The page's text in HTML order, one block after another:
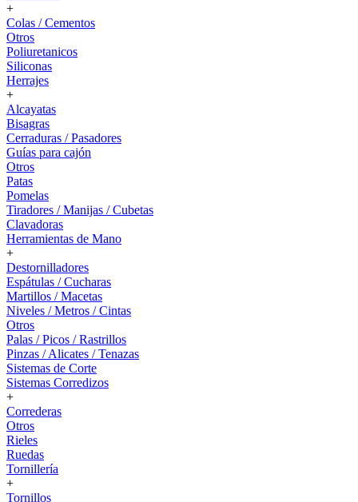
+
Colas / Cementos
Otros
Poliuretanicos
Siliconas
Herrajes
+
Alcayatas
Bisagras
Cerraduras / Pasadores
Guías para cajón
Otros
Patas
Pomelas
Tiradores / Manijas / Cubetas
Clavadoras
Herramientas de Mano
+
Destornilladores
Espátulas / Cucharas
Martillos / Macetas
Niveles / Metros / Cintas
Otros
Palas / Picos / Rastrillos
Pinzas / Alicates / Tenazas
Sistemas de Corte
Sistemas Corredizos
+
Correderas
Otros
Rieles
Ruedas
Tornillería
+
Tornillos